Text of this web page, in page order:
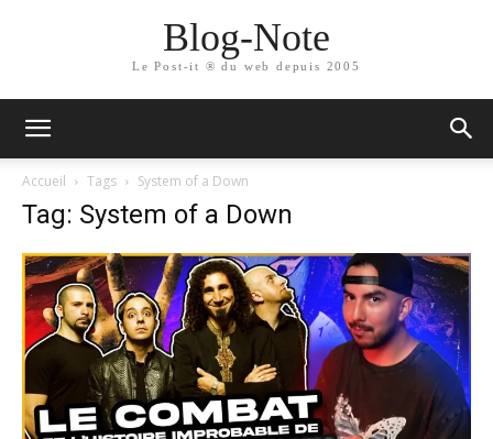
Blog-Note
Le Post-it ® du web depuis 2005
Accueil Tags System of a Down
Tag: System of a Down